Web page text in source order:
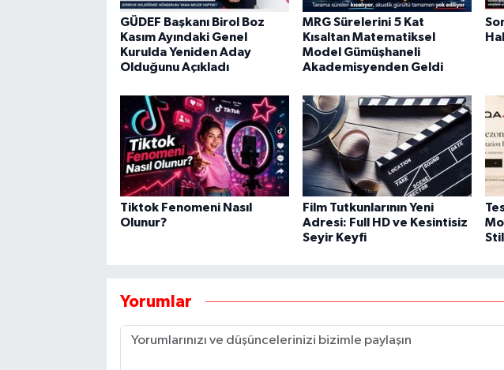
GÜDEF Başkanı Birol Boz
Kasım Ayındaki Genel
Kurulda Yeniden Aday
Olduğunu Açıkladı
MRG Sürelerini 5 Kat
Kısaltan Matematiksel
Model Gümüşhaneli
Akademisyenden Geldi
Tiktok Fenomeni Nasıl
Olunur?
Film Tutkunlarının Yeni
Adresi: Full HD ve Kesintisiz
Seyir Keyfi
Yorumlar